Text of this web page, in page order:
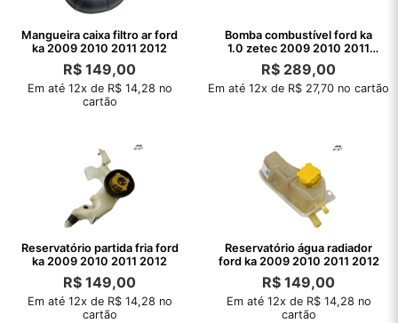
Mangueira caixa filtro ar ford
ka 2009 2010 2011 2012
R$ 149,00
Em até 12x de R$ 14,28 no
cartão
Bomba combustível ford ka
1.0 zetec 2009 2010 2011
2012
R$ 289,00
Em até 12x de R$ 27,70 no cartão
Reservatório partida fria ford
ka 2009 2010 2011 2012
R$ 149,00
Em até 12x de R$ 14,28 no
cartão
Reservatório água radiador
ford ka 2009 2010 2011 2012
R$ 149,00
Em até 12x de R$ 14,28 no
cartão